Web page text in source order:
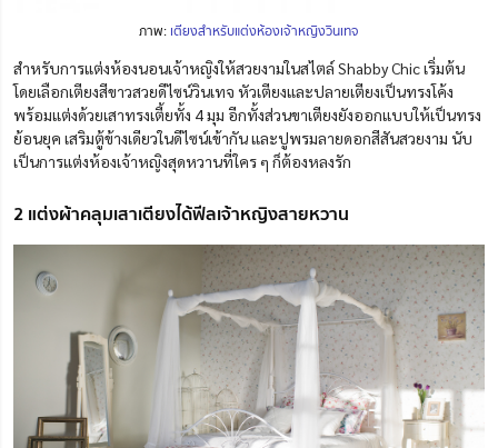
ภาพ: เตียงสำหรับแต่งห้องเจ้าหญิงวินเทจ
สำหรับการแต่งห้องนอนเจ้าหญิงให้สวยงามในสไตล์ Shabby Chic เริ่มต้น
โดยเลือกเตียงสีขาวสวยดีไซน์วินเทจ หัวเตียงและปลายเตียงเป็นทรงโค้ง
พร้อมแต่งด้วยเสาทรงเตี้ยทั้ง 4 มุม อีกทั้งส่วนขาเตียงยังออกแบบให้เป็นทรง
ย้อนยุค เสริมตู้ข้างเดียวในดีไซน์เข้ากัน และปูพรมลายดอกสีสันสวยงาม นับ
เป็นการแต่งห้องเจ้าหญิงสุดหวานที่ใคร ๆ ก็ต้องหลงรัก
2 แต่งผ้าคลุมเสาเตียงได้ฟีลเจ้าหญิงสายหวาน